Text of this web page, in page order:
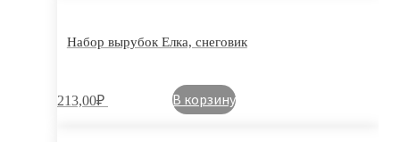
Набор вырубок Елка, снеговик
213,00₽ В корзину